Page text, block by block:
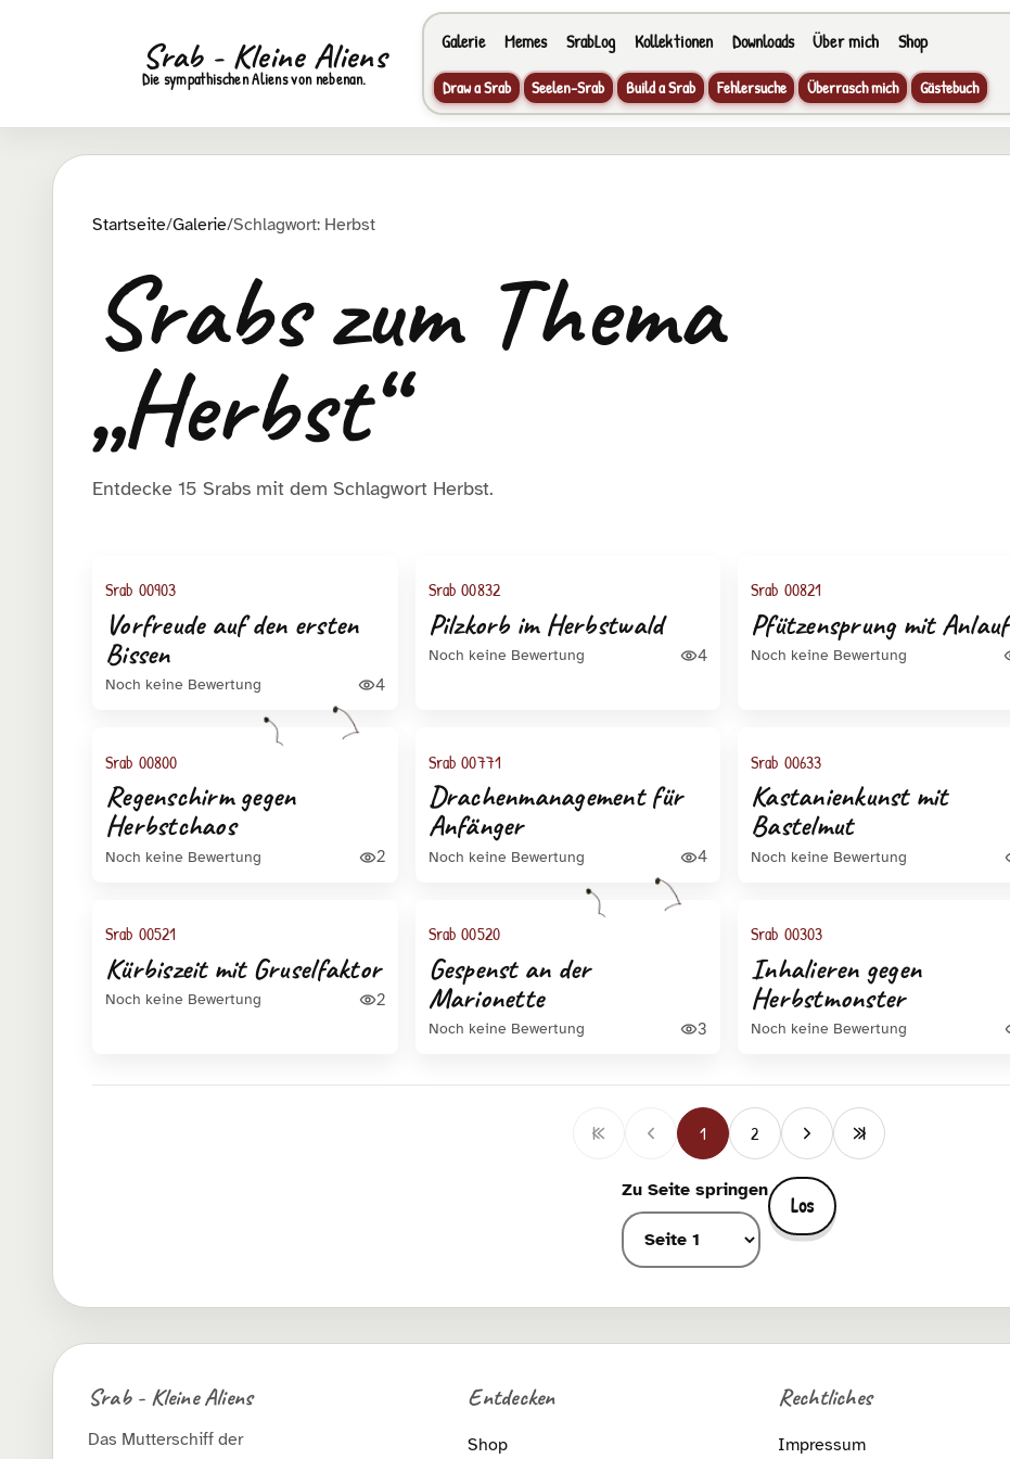
Srab - Kleine Aliens
Die sympathischen Aliens von nebenan.
Galerie Memes SrabLog Kollektionen Downloads Über mich Shop
Draw a Srab
Seelen-Srab Build a Srab Fehlersuche Überrasch mich Gästebuch
Startseite/Galerie/Schlagwort: Herbst
Srabs zum Thema
„Herbst“
Entdecke 15 Srabs mit dem Schlagwort Herbst.
Srab 00903
Vorfreude auf den ersten
Bissen
Noch keine Bewertung 4
Srab 00832
Pilzkorb im Herbstwald
Noch keine Bewertung 4
Srab 00821
Pfützensprung mit Anlauf
Noch keine Bewertung
Srab 00800
Regenschirm gegen
Herbstchaos
Noch keine Bewertung 2
Srab 00771
Drachenmanagement für
Anfänger
Noch keine Bewertung 4
Srab 00633
Kastanienkunst mit
Bastelmut
Noch keine Bewertung
Srab 00521
Kürbiszeit mit Gruselfaktor
Noch keine Bewertung 2
Srab 00520
Gespenst an der
Marionette
Noch keine Bewertung 3
Srab 00303
Inhalieren gegen
Herbstmonster
Noch keine Bewertung
1 2
Zu Seite springen
Los
Srab - Kleine Aliens
Das Mutterschiff der
Entdecken
Shop
Rechtliches
Impressum